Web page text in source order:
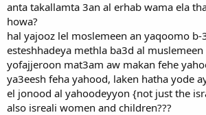
anta takallamta 3an al erhab wama ela
howa?
hal yajooz lel moslemeen an yaqoomo b-
esteshhadeya methla ba3d al
yofajjeroon mat3am aw makan fehe
ya3eesh feha yahood, laken hatha yode
el jonood al yahoodeyyon {not just the
also isreali women and children???